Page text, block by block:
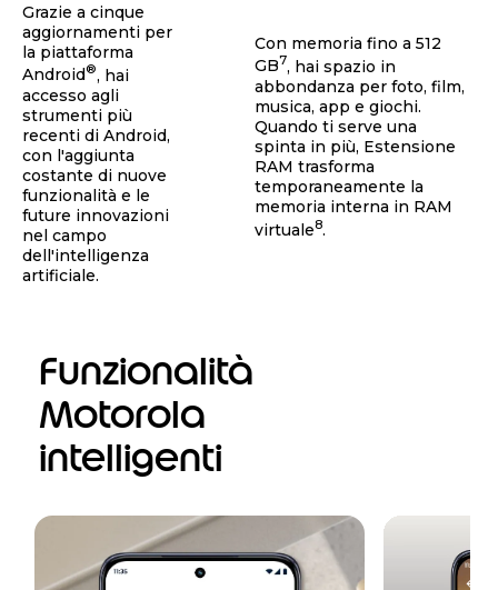
Grazie a cinque
aggiornamenti per
la piattaforma
Android®, hai
accesso agli
strumenti più
recenti di Android,
con l'aggiunta
costante di nuove
funzionalità e le
future innovazioni
nel campo
dell'intelligenza
artificiale.
Con memoria fino a 512
GB7, hai spazio in
abbondanza per foto, film,
musica, app e giochi.
Quando ti serve una
spinta in più, Estensione
RAM trasforma
temporaneamente la
memoria interna in RAM
virtuale8.
Funzionalità
Motorola
intelligenti